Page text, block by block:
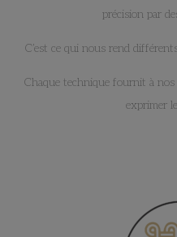
précision par
C’est ce qui nous rend
Chaque technique fournit à
exprimer